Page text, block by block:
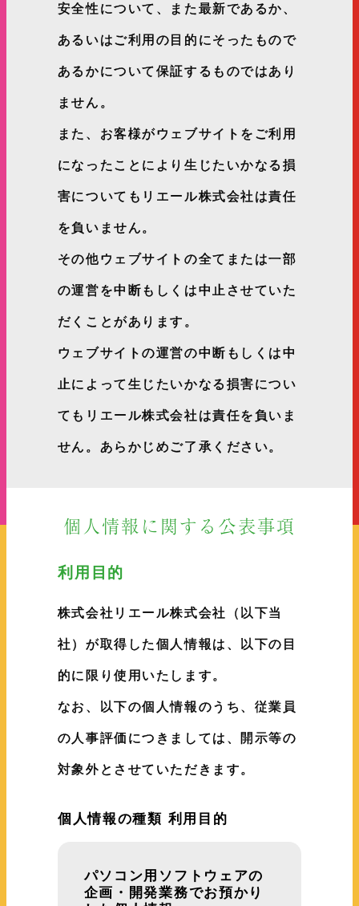
安全性について、また最新であるか、
あるいはご利用の目的にそったもので
あるかについて保証するものではあり
ません。
また、お客様がウェブサイトをご利用
になったことにより生じたいかなる損
害についてもリエール株式会社は責任
を負いません。
その他ウェブサイトの全てまたは一部
の運営を中断もしくは中止させていた
だくことがあります。
ウェブサイトの運営の中断もしくは中
止によって生じたいかなる損害につい
てもリエール株式会社は責任を負いま
せん。あらかじめご了承ください。
個人情報に関する公表事項
利用目的
株式会社リエール株式会社（以下当
社）が取得した個人情報は、以下の目
的に限り使用いたします。
なお、以下の個人情報のうち、従業員
の人事評価につきましては、開示等の
対象外とさせていただきます。
個人情報の種類 利用目的
パソコン用ソフトウェアの
企画・開発業務でお預かり